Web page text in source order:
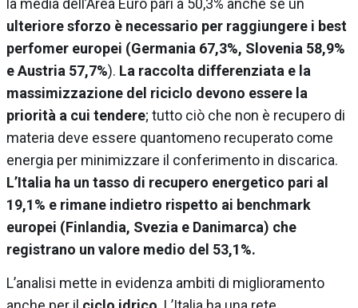
la media dell’Area Euro pari a 50,3% anche se un
ulteriore sforzo è necessario per raggiungere i best
perfomer europei (Germania 67,3%, Slovenia 58,9%
e Austria 57,7%). La raccolta differenziata e la
massimizzazione del riciclo devono essere la
priorità a cui tendere; tutto ciò che non è recupero di
materia deve essere quantomeno recuperato come
energia per minimizzare il conferimento in discarica.
L’Italia ha un tasso di recupero energetico pari al
19,1% e rimane indietro rispetto ai benchmark
europei (Finlandia, Svezia e Danimarca) che
registrano un valore medio del 53,1%.
L’analisi mette in evidenza ambiti di miglioramento